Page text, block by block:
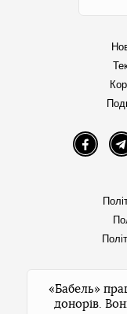
«Бабель»
донорів.